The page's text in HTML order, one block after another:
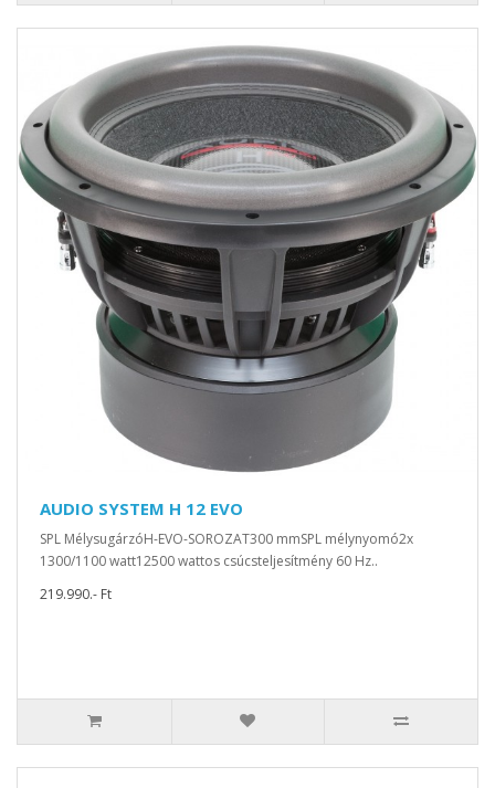
AUDIO SYSTEM H 12 EVO
SPL MélysugárzóH-EVO-SOROZAT300 mmSPL mélynyomó2x
1300/1100 watt12500 wattos csúcsteljesítmény 60 Hz..
219.990.- Ft